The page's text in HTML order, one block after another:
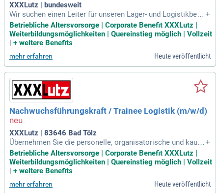
XXXLutz | bundesweit
Wir suchen einen Leiter für unseren Lager- und Logistikberei
ch. Zu Ihren Aufgaben gehören die personelle und organisat
orische Leitung sowie die Ausbildung neuer Mitarbeiter. Sie
bringen eine abgeschlossene Berufsausbildung oder ein Stu
te Führungserfahrung ist wünschenswert, ebenso wie Organi
sationstalent und Leistungsbereitschaft. Wir bieten einen ab
wechslungsreichen Arbeitsplatz bei einem der größten Möb
elhändler Europas und attraktive Entwicklungsmöglichkeite
n. Profitieren Sie von einer intensiven Einarbeitung in unsere
m Trainee-Programm und gestalten Sie Ihre Zukunft in einer
verantwortungsvollen Position.
+
Betriebliche Altersvorsorge | Corporate Benefit XXXLutz |
Weiterbildungsmöglichkeiten | Quereinstieg möglich | Vollzeit
| + weitere Benefits
mehr erfahren Heute veröffentlicht
Nachwuchsführungskraft / Trainee Logistik (m/w/d)
XXXLutz | 83646 Bad Tölz
Übernehmen Sie die personelle, organisatorische und kauf
männische Leitung in unserem Lager-/Logistikbereich! Als T
eil eines der größten Möbelhändler Europas bieten wir Ihnen
spannende Perspektiven und eine umfassende Einarbeitung
sbildung oder ein Studium im kaufmännischen oder logistis
+
Betriebliche Altersvorsorge | Corporate Benefit XXXLutz |
Weiterbildungsmöglichkeiten | Quereinstieg möglich | Vollzeit
+ weitere Benefits
mehr erfahren Heute veröffentlicht